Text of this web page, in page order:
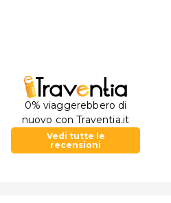
0% viaggerebbero di
nuovo con Traventia.it
Vedi tutte le
recensioni